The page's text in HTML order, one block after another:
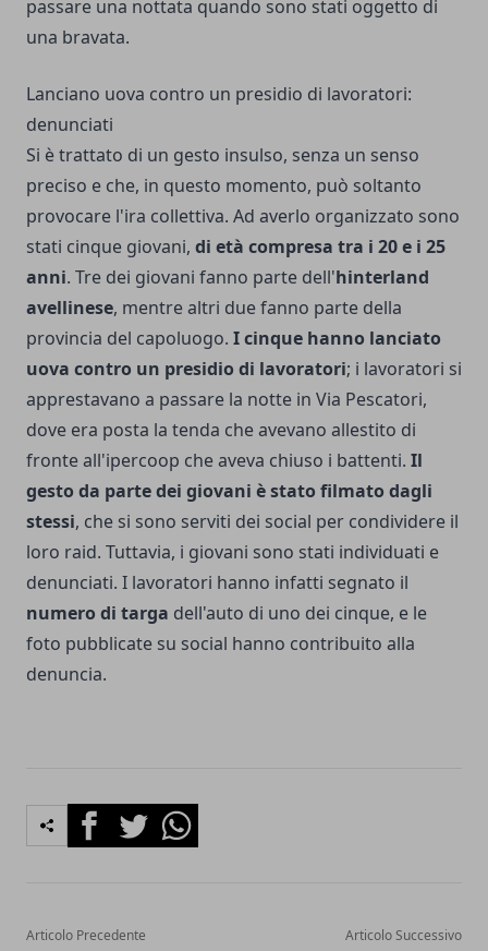
passare una nottata quando sono stati oggetto di
una bravata.
Lanciano uova contro un presidio di lavoratori:
denunciati
Si è trattato di un gesto insulso, senza un senso
preciso e che, in questo momento, può soltanto
provocare l'ira collettiva. Ad averlo organizzato sono
stati cinque giovani, di età compresa tra i 20 e i 25
anni. Tre dei giovani fanno parte dell'hinterland
avellinese, mentre altri due fanno parte della
provincia del capoluogo. I cinque hanno lanciato
uova contro un presidio di lavoratori; i lavoratori si
apprestavano a passare la notte in Via Pescatori,
dove era posta la tenda che avevano allestito di
fronte all'ipercoop che aveva chiuso i battenti. Il
gesto da parte dei giovani è stato filmato dagli
stessi, che si sono serviti dei social per condividere il
loro raid. Tuttavia, i giovani sono stati individuati e
denunciati. I lavoratori hanno infatti segnato il
numero di targa dell'auto di uno dei cinque, e le
foto pubblicate su social hanno contribuito alla
denuncia.
FacebookTwitterWhatsapp
Articolo Precedente Articolo Successivo